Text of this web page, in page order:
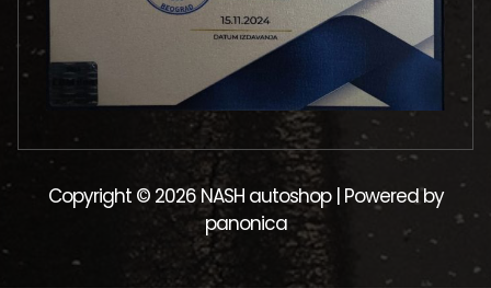
Copyright © 2026 NASH autoshop | Powered by
panonica